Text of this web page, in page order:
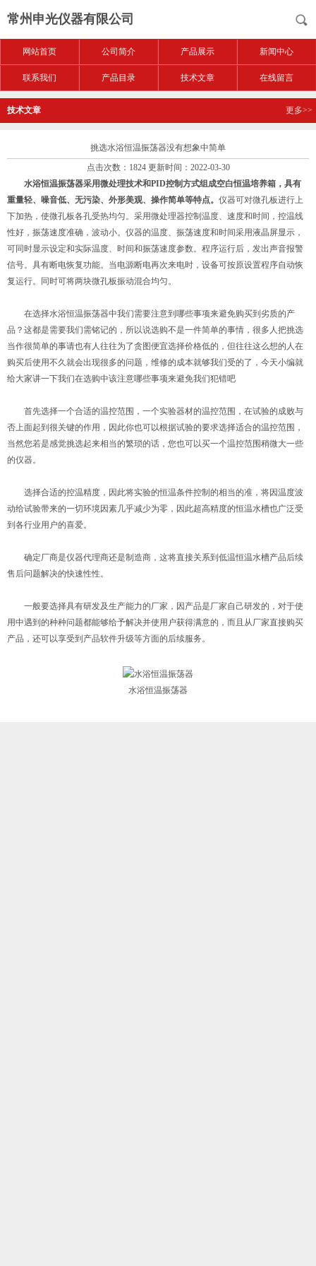
常州申光仪器有限公司
网站首页 公司简介 产品展示 新闻中心
联系我们 产品目录 技术文章 在线留言
技术文章 更多>>
挑选水浴恒温振荡器没有想象中简单
点击次数：1824 更新时间：2022-03-30
水浴恒温振荡器采用微处理技术和PID控制方式组成空白恒温培养箱，具有
重量轻、噪音低、无污染、外形美观、操作简单等特点。 仪器可对微孔板进行上
下加热，使微孔板各孔受热均匀。采用微处理器控制温度、速度和时间，控温线
性好，振荡速度准确，波动小。仪器的温度、振荡速度和时间采用液晶屏显示，
可同时显示设定和实际温度、时间和振荡速度参数。程序运行后，发出声音报警
信号。具有断电恢复功能。当电源断电再次来电时，设备可按原设置程序自动恢
复运行。同时可将两块微孔板振动混合均匀。
在选择水浴恒温振荡器中我们需要注意到哪些事项来避免购买到劣质的产
品？这都是需要我们需铭记的，所以说选购不是一件简单的事情，很多人把挑选
当作很简单的事请也有人往往为了贪图便宜选择价格低的，但往往这么想的人在
购买后使用不久就会出现很多的问题，维修的成本就够我们受的了，今天小编就
给大家讲一下我们在选购中该注意哪些事项来避免我们犯错吧
首先选择一个合适的温控范围，一个实验器材的温控范围，在试验的成败与
否上面起到很关键的作用，因此你也可以根据试验的要求选择适合的温控范围，
当然您若是感觉挑选起来相当的繁琐的话，您也可以买一个温控范围稍微大一些
的仪器。
选择合适的控温精度，因此将实验的恒温条件控制的相当的准，将因温度波
动给试验带来的一切环境因素几乎减少为零，因此超高精度的恒温水槽也广泛受
到各行业用户的喜爱。
确定厂商是仪器代理商还是制造商，这将直接关系到低温恒温水槽产品后续
售后问题解决的快速性性。
一般要选择具有研发及生产能力的厂家，因产品是厂家自己研发的，对于使
用中遇到的种种问题都能够给予解决并使用户获得满意的，而且从厂家直接购买
产品，还可以享受到产品软件升级等方面的后续服务。
水浴恒温振荡器